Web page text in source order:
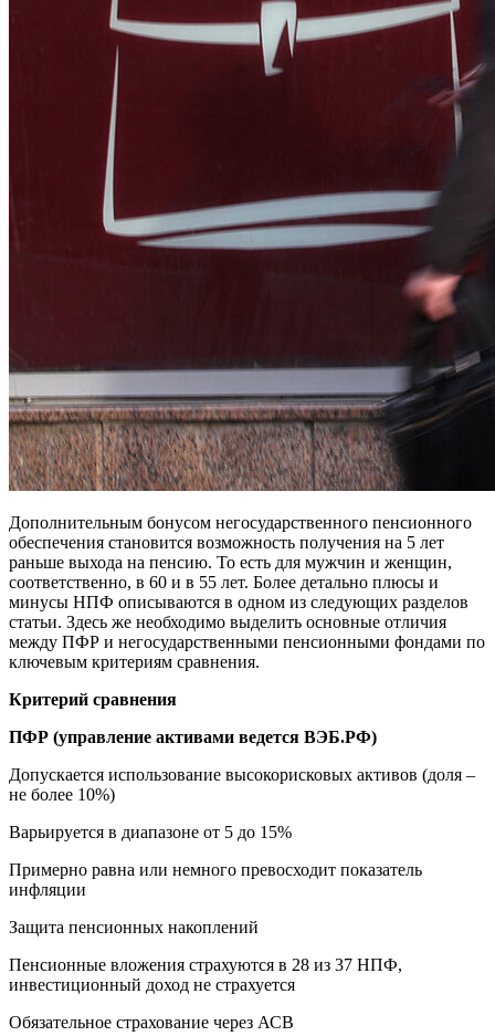
Дополнительным бонусом негосударственного пенсионного
обеспечения становится возможность получения на 5 лет
раньше выхода на пенсию. То есть для мужчин и женщин,
соответственно, в 60 и в 55 лет. Более детально плюсы и
минусы НПФ описываются в одном из следующих разделов
статьи. Здесь же необходимо выделить основные отличия
между ПФР и негосударственными пенсионными фондами по
ключевым критериям сравнения.
Критерий сравнения
ПФР (управление активами ведется ВЭБ.РФ)
Допускается использование высокорисковых активов (доля –
не более 10%)
Варьируется в диапазоне от 5 до 15%
Примерно равна или немного превосходит показатель
инфляции
Защита пенсионных накоплений
Пенсионные вложения страхуются в 28 из 37 НПФ,
инвестиционный доход не страхуется
Обязательное страхование через АСВ